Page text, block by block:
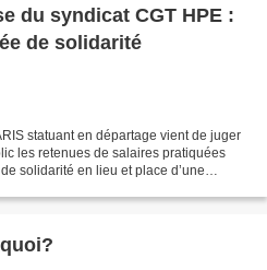
du syndicat CGT HPE :
de solidarité
statuant en départage vient de juger
les retenues de salaires pratiquées
solidarité en lieu et place d’une